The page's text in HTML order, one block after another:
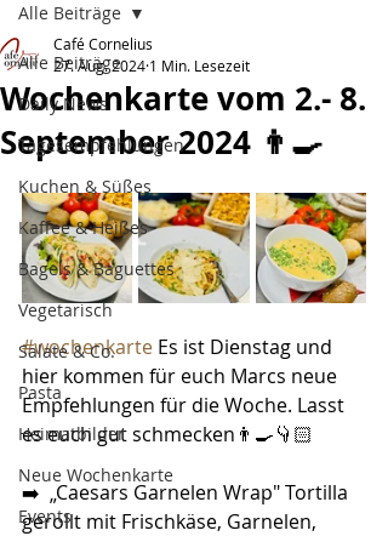
Alle Beiträge
Daily News
Tagesempfehlungen
Kuchen & Süßes
Kaffee & Heißes
Bagels & Baguettes
Vegetarisch
Salate & Co.
Pasta
Heimatbilder
Neue Wochenkarte
Events
Alle Beiträge
Wochenkarte vom 2.- 8.
September 2024 👨‍🍳
Café Cornelius
27. Aug. 2024 1 Min. Lesezeit
#wochenkarte Es ist Dienstag und
hier kommen für euch Marcs neue
Empfehlungen für die Woche. Lasst
es euch gut schmecken👨‍🍳👇🏻
➡️  „Caesars Garnelen Wrap" Tortilla
gerollt mit Frischkäse, Garnelen,